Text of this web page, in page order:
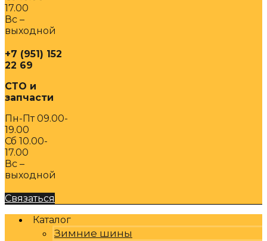
17.00
Вс –
выходной
+7 (951) 152
22 69
СТО и
запчасти
Пн-Пт 09.00-
19.00
Сб 10.00-
17.00
Вс –
выходной
Связаться
Каталог
Зимние шины